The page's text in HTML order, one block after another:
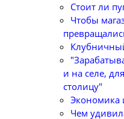
Стоит ли
Чтобы
и на селе,
столицу"
Экономика
Чем